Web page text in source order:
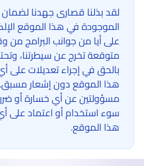
لقد بذلنا قصارى جهدنا
الموجودة في هذا الموقع
على أيا من جوانب البرامج
متوقعة تخرج عن سيطرتنا،
بالحق في إجراء تعديلات
هذا الموقع دون إشعار
مسؤولتين عن أي خسارة أو
سوء استخدام أو اعتماد
هذا الموقع.